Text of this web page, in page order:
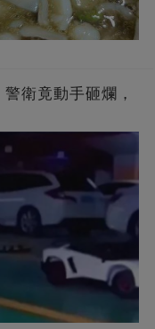
衛竟動手砸爛，